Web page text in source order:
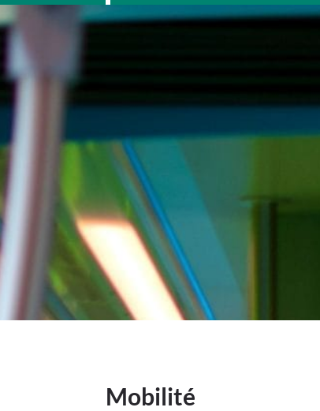
Mobilité